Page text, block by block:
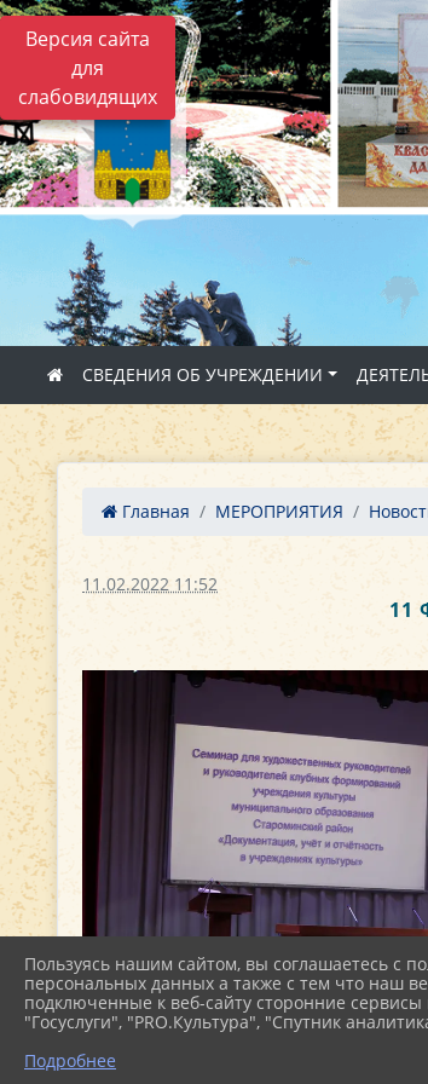
Версия сайта
для
слабовидящих
СВЕДЕНИЯ ОБ УЧРЕЖДЕНИИ
Главная МЕРОПРИЯТИЯ
11.02.2022 11:52
11
Пользуясь нашим сайтом, вы соглашаетесь с
персональных данных а также с тем что наш
подключенные к веб-сайту сторонние сервисы
"Госуслуги", "PRO.Культура", "Спутник
Подробнее